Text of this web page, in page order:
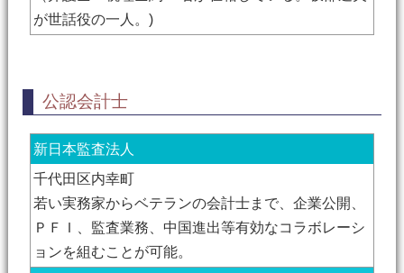
が世話役の一人。)
公認会計士
新日本監査法人
千代田区内幸町
若い実務家からベテランの会計士まで、企業公開、
ＰＦＩ、監査業務、中国進出等有効なコラボレーシ
ョンを組むことが可能。